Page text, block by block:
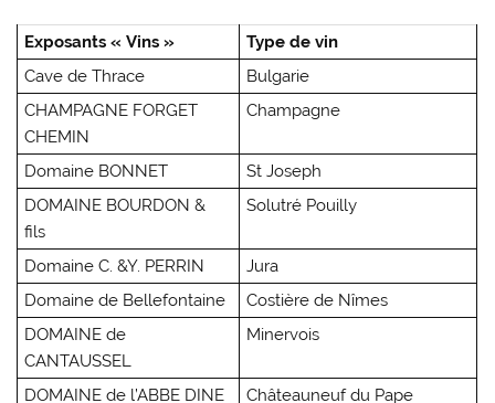
Exposants « Vins »
Type de vin
Cave de Thrace
Bulgarie
CHAMPAGNE FORGET
CHEMIN
Champagne
Domaine BONNET
St Joseph
DOMAINE BOURDON &
fils
Solutré Pouilly
Domaine C. &Y. PERRIN
Jura
Domaine de Bellefontaine
Costière de Nîmes
DOMAINE de
CANTAUSSEL
Minervois
DOMAINE de l’ABBE DINE Châteauneuf du Pape